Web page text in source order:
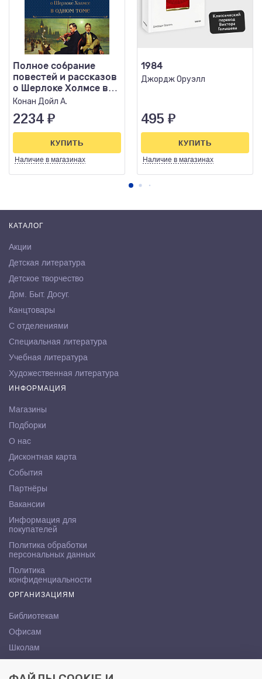
Полное собрание
повестей и рассказов
о Шерлоке Холмсе в
одном томе
Конан Дойл А.
2234 ₽
Наличие в магазинах
КУПИТЬ
1984
Джордж Оруэлл
495 ₽
Наличие в магазинах
КУПИТЬ
КАТАЛОГ
Акции
Детская литература
Детское творчество
Дом. Быт. Досуг.
Канцтовары
С отделениями
Специальная литература
Учебная литература
Художественная литература
ИНФОРМАЦИЯ
Магазины
Подборки
О нас
Дисконтная карта
События
Партнёры
Вакансии
Информация для
покупателей
Политика обработки
персональных данных
Политика
конфиденциальности
ОРГАНИЗАЦИЯМ
Библиотекам
Офисам
Школам